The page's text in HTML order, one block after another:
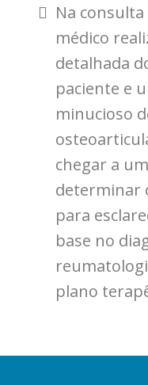
Na
médico
detalhada
paciente e
minucioso
chegar a
determinar
para
base no
plano